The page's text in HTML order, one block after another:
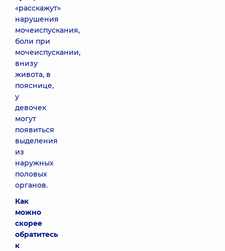
«расскажут»
нарушения
мочеиспускания,
боли при
мочеиспускании,
внизу
живота, в
пояснице,
у
девочек
могут
появиться
выделения
из
наружных
половых
органов.
Как
можно
скорее
обратитесь
к